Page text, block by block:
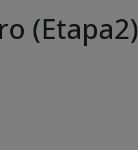
(Etapa2)